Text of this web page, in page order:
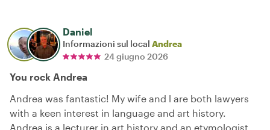
Daniel
Informazioni sul local Andrea
24 giugno 2026
You rock Andrea
Andrea was fantastic! My wife and l are both lawyers
with a keen interest in language and art history.
Andrea is a lecturer in art history and an etymologist.